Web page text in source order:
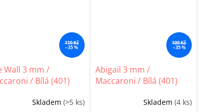
119 Kč
–35 %
Wall 3 mm /
/ Bílá (401)
Skladem (>5 ks)
109 Kč
–35 %
Abigail 3 mm /
Maccaroni / Bílá (401)
Skladem(4 ks)